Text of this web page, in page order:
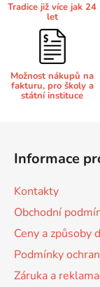
Tradice již více jak 24
let
Možnost nákupů na
fakturu, pro školy a
státní instituce
Informace
Kontakty
Obchodní
Ceny a způsoby
Podmínky
Záruka a